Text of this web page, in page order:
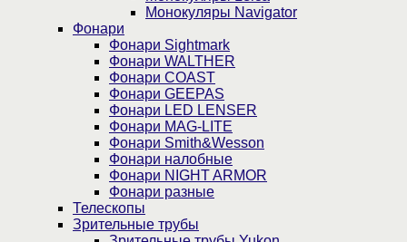
Монокуляры Navigator
Фонари
Фонари Sightmark
Фонари WALTHER
Фонари COAST
Фонари GEEPAS
Фонари LED LENSER
Фонари MAG-LITE
Фонари Smith&Wesson
Фонари налобные
Фонари NIGHT ARMOR
Фонари разные
Телескопы
Зрительные трубы